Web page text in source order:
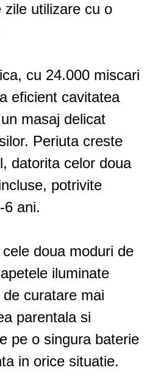
zile utilizare cu o
cu 24.000 miscari
eficient cavitatea
masaj delicat
Periuta creste
datorita celor doua
potrivite
6 ani.
doua moduri de
iluminate
curatare mai
parentala si
pe o singura baterie
in orice situatie.